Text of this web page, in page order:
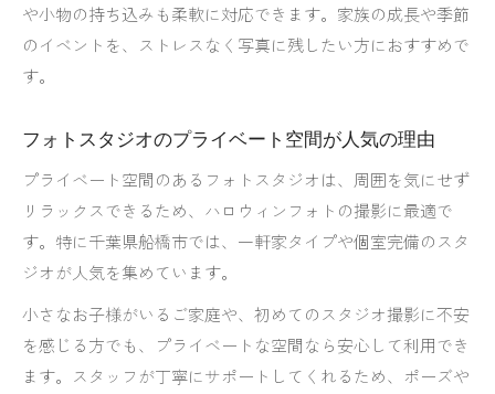
や小物の持ち込みも柔軟に対応できます。家族の成長や季節
のイベントを、ストレスなく写真に残したい方におすすめで
す。
フォトスタジオのプライベート空間が人気の理由
プライベート空間のあるフォトスタジオは、周囲を気にせず
リラックスできるため、ハロウィンフォトの撮影に最適で
す。特に千葉県船橋市では、一軒家タイプや個室完備のスタ
ジオが人気を集めています。
小さなお子様がいるご家庭や、初めてのスタジオ撮影に不安
を感じる方でも、プライベートな空間なら安心して利用でき
ます。スタッフが丁寧にサポートしてくれるため、ポーズや